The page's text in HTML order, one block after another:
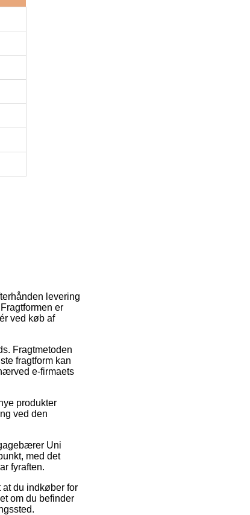
levering
er
ved køb af
Fragtmetoden
fragtform kan
e-firmaets
produkter
ved den
Uni
med det
fyraften.
du indkøber for
om du befinder